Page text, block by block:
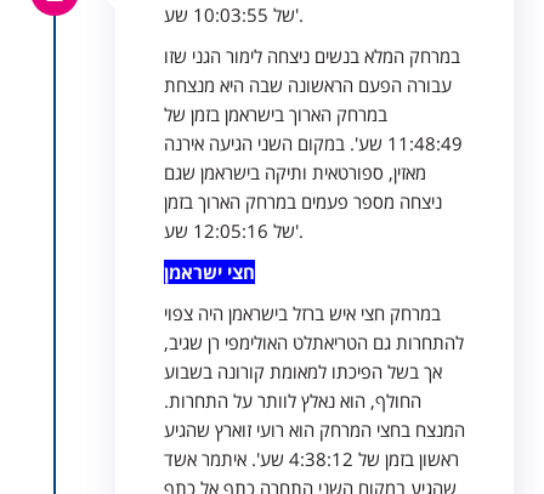
של 10:03:55 שע'.
במרחק המלא בנשים ניצחה לימור הגני שזו
עבורה הפעם הראשונה שבה היא מנצחת
במרחק הארוך בישראמן בזמן של
11:48:49 שע'. במקום השני הגיעה אירנה
מאזין, ספורטאית ותיקה בישראמן שגם
ניצחה מספר פעמים במרחק הארוך בזמן
של 12:05:16 שע'.
חצי ישראמן
במרחק חצי איש ברזל בישראמן היה צפוי
להתחרות גם הטריאתלט האולימפי רן שגיב,
אך בשל הפיכתו למאומת קורונה בשבוע
החולף, הוא נאלץ לוותר על התחרות.
המנצח בחצי המרחק הוא רועי זוארץ שהגיע
ראשון בזמן של 4:38:12 שע'. איתמר אשד
שהגיע במקום השני התחרה כתף אל כתף